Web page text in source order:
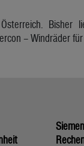
Bisher
– Windräder für